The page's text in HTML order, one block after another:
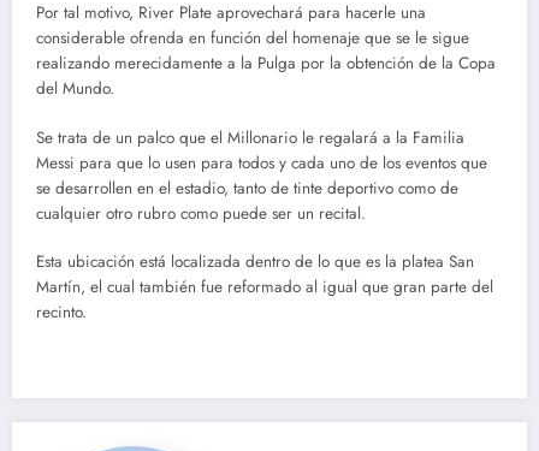
Por tal motivo, River Plate aprovechará para hacerle una
considerable ofrenda en función del homenaje que se le sigue
realizando merecidamente a la Pulga por la obtención de la Copa
del Mundo.
Se trata de un palco que el Millonario le regalará a la Familia
Messi para que lo usen para todos y cada uno de los eventos que
se desarrollen en el estadio, tanto de tinte deportivo como de
cualquier otro rubro como puede ser un recital.
Esta ubicación está localizada dentro de lo que es la platea San
Martín, el cual también fue reformado al igual que gran parte del
recinto.